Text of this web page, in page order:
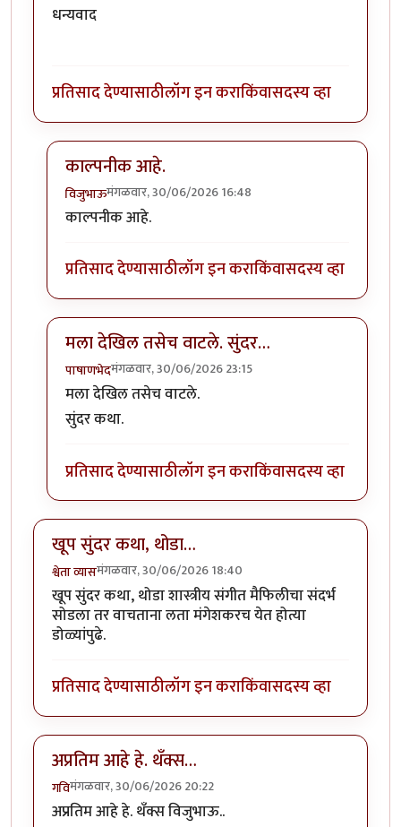
धन्यवाद
प्रतिसाद देण्यासाठीलॉग इन कराकिंवासदस्य व्हा
काल्पनीक आहे.
विजुभाऊमंगळवार, 30/06/2026 16:48
In reply toनिशब्द
काल्पनीक आहे.
प्रतिसाद देण्यासाठीलॉग इन कराकिंवासदस्य व्हा
मला देखिल तसेच वाटले. सुंदर…
पाषाणभेदमंगळवार, 30/06/2026 23:15
In reply toनिशब्दbyकर्नलतपस्वी
मला देखिल तसेच वाटले.
सुंदर कथा.
प्रतिसाद देण्यासाठीलॉग इन कराकिंवासदस्य व्हा
खूप सुंदर कथा, थोडा…
श्वेता व्यासमंगळवार, 30/06/2026 18:40
खूप सुंदर कथा, थोडा शास्त्रीय संगीत मैफिलीचा संदर्भ
सोडला तर वाचताना लता मंगेशकरच येत होत्या
डोळ्यांपुढे.
प्रतिसाद देण्यासाठीलॉग इन कराकिंवासदस्य व्हा
अप्रतिम आहे हे. थँक्स…
गविमंगळवार, 30/06/2026 20:22
अप्रतिम आहे हे. थँक्स विजुभाऊ..